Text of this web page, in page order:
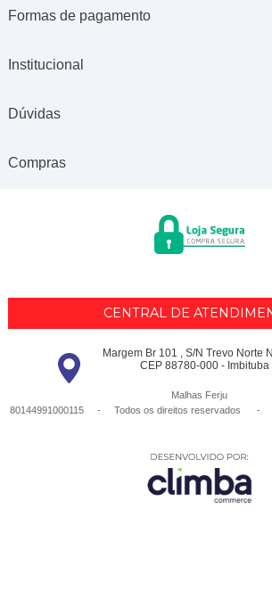
Formas de pagamento
Institucional
Dúvidas
Compras
CENTRAL DE
Margem Br 101 , S/N Trevo Norte
CEP 88780-000 - Imbituba
Malhas Ferju
80144991000115 - Todos os direitos reservados
-